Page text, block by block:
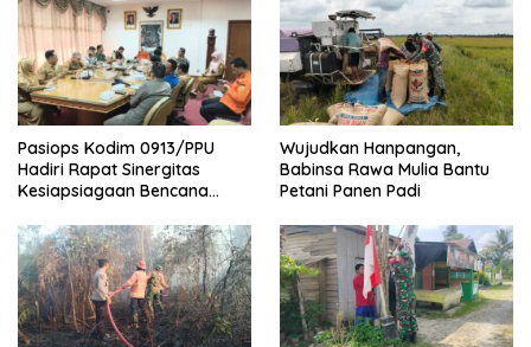
Pasiops Kodim 0913/PPU
Hadiri Rapat Sinergitas
Kesiapsiagaan Bencana
Wujudkan Hanpangan,
Babinsa Rawa Mulia Bantu
Petani Panen Padi